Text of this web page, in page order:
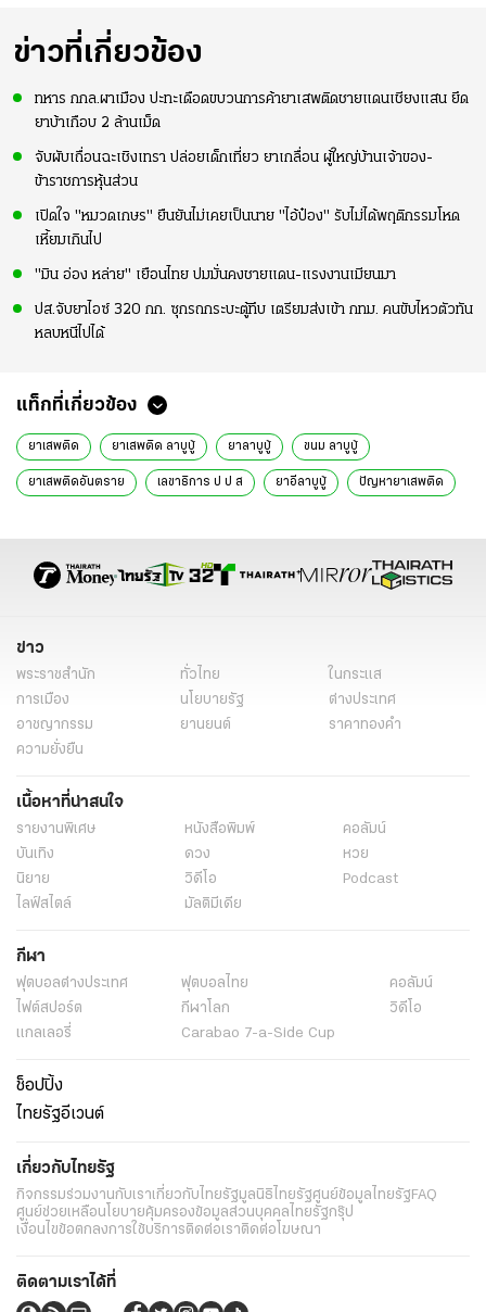
ข่าวที่เกี่ยวข้อง
ทหาร กกล.ผาเมือง ปะทะเดือดขบวนการค้ายาเสพติดชายแดนเชียงแสน ยึด
ยาบ้าเกือบ 2 ล้านเม็ด
จับผับเถื่อนฉะเชิงเทรา ปล่อยเด็กเที่ยว ยาเกลื่อน ผู้ใหญ่บ้านเจ้าของ-
ข้าราชการหุ้นส่วน
เปิดใจ "หมวดเกษร" ยืนยันไม่เคยเป็นนาย "ไอ้ป๋อง" รับไม่ได้พฤติกรรมโหด
เหี้ยมเกินไป
"มิน อ่อง หล่าย" เยือนไทย ปมมั่นคงชายแดน-แรงงานเมียนมา
ปส.จับยาไอซ์ 320 กก. ซุกรถกระบะตู้ทึบ เตรียมส่งเข้า กทม. คนขับไหวตัวทัน
หลบหนีไปได้
แท็กที่เกี่ยวข้อง
ยาเสพติด ยาเสพติด ลาบูบู้ ยาลาบูบู้ ขนม ลาบูบู้
ยาเสพติดอันตราย เลขาธิการ ป ป ส ยาอีลาบูบู้ ปัญหายาเสพติด
ข่าว
พระราชสำนัก ทั่วไทย
ในกระแส
การเมือง
นโยบายรัฐ
ต่างประเทศ
อาชญากรรม
ยานยนต์
ราคาทองคำ
ความยั่งยืน
เนื้อหาที่น่าสนใจ
รายงานพิเศษ หนังสือพิมพ์
คอลัมน์
บันเทิง
ดวง
หวย
นิยาย
วิดีโอ
Podcast
ไลฟ์สไตล์
มัลติมีเดีย
กีฬา
ฟุตบอลต่่างประเทศ ฟุตบอลไทย
คอลัมน์
ไฟต์สปอร์ต
กีฬาโลก
วิดีโอ
แกลเลอรี่
Carabao 7-a-Side Cup
ช็อปปิ้ง
ไทยรัฐอีเวนต์
เกี่ยวกับไทยรัฐ
กิจกรรมร่วมงานกับเราเกี่ยวกับไทยรัฐมูลนิธิไทยรัฐศูนย์ข้อมูลไทยรัฐFAQ
ศูนย์ช่วยเหลือนโยบายคุ้มครองข้อมูลส่วนบุคคลไทยรัฐกรุ๊ป
เงื่อนไขข้อตกลงการใช้บริการติดต่อเราติดต่อโฆษณา
ติดตามเราได้ที่